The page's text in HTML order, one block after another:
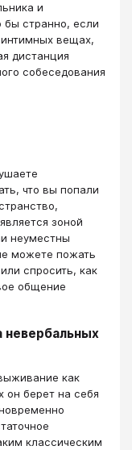
и
бы странно, если
вещах,
дистанция
собеседования
что вы попали
зоной
неуместны
можете пожать
спросить, как
общение
невербальных
как
он берет на себя
классическим